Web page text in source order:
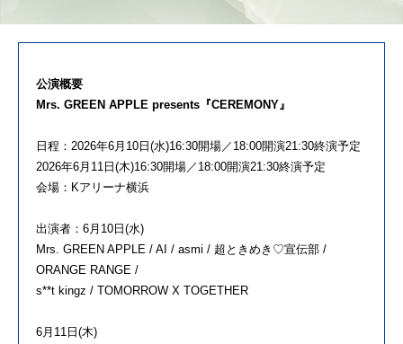
公演概要
Mrs. GREEN APPLE presents『CEREMONY』
日程：2026年6⽉10⽇(水)16:30開場／18:00開演21:30終演予定
2026年6⽉11⽇(木)16:30開場／18:00開演21:30終演予定
会場：Kアリーナ横浜
出演者：6⽉10⽇(水)
Mrs. GREEN APPLE / AI / asmi / 超ときめき♡宣伝部 /
ORANGE RANGE /
s**t kingz / TOMORROW X TOGETHER
6⽉11⽇(木)